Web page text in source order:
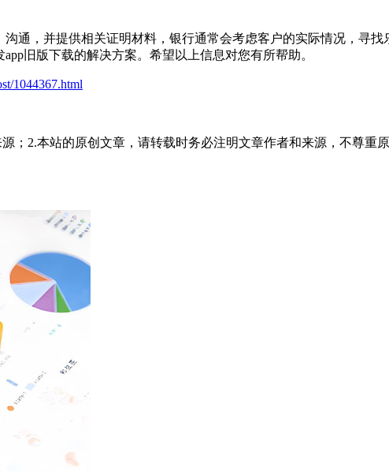
通，并提供相关证明材料，银行通常会考虑客户的实际情况，寻
旧版下载的解决方案。希望以上信息对您有所帮助。
1044367.html
；2.本站的原创文章，请转载时务必注明文章作者和来源，不尊重